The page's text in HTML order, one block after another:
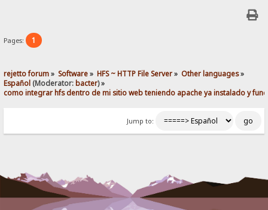
Pages: 1
rejetto forum» Software» HFS ~ HTTP File Server» Other languages»
Español (Moderator:bacter) »
como integrar hfs dentro de mi sitio web teniendo apache ya instalado y
Jump to: